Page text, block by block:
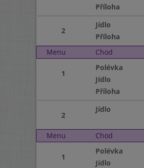
Příloha
2
Jídlo
Příloha
Menu
Chod
1
Polévka
Jídlo
Příloha
2
Jídlo
Menu Chod
1
Polévka
Jídlo